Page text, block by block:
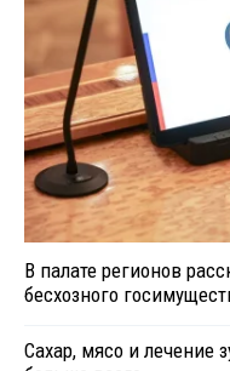
В палате регионов
бесхозного
Сахар, мясо и лечение